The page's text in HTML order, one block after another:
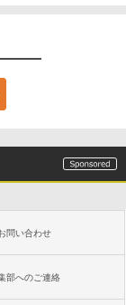
問い合わせ
部へのご連絡